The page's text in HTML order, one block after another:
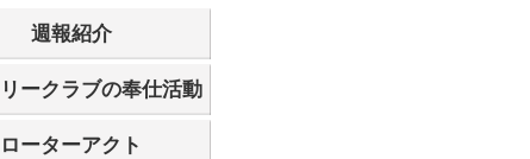
週報紹介
ークラブの奉仕活動
ローターアクト